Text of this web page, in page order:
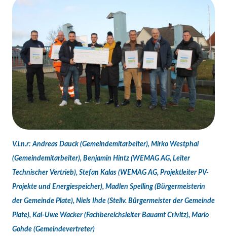
V.l.n.r: Andreas Dauck (Gemeindemitarbeiter), Mirko Westphal
(Gemeindemitarbeiter), Benjamin Hintz (WEMAG AG, Leiter
Technischer Vertrieb), Stefan Kalas (WEMAG AG, Projektleiter PV-
Projekte und Energiespeicher), Madlen Spelling (Bürgermeisterin
der Gemeinde Plate), Niels Ihde (Stellv. Bürgermeister der Gemeinde
Plate), Kai-Uwe Wacker (Fachbereichsleiter Bauamt Crivitz), Mario
Gohde (Gemeindevertreter)